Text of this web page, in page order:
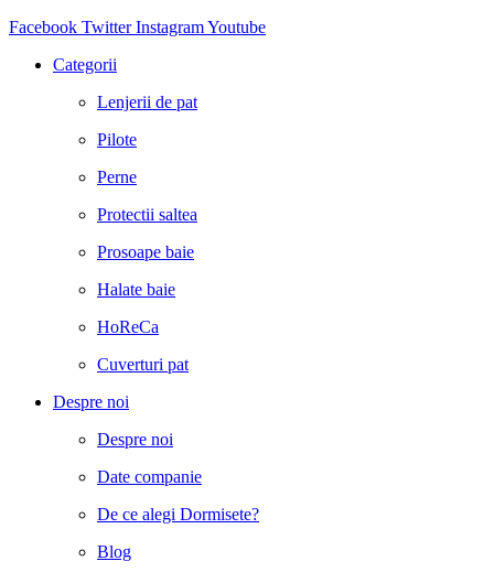
Facebook Twitter InstagramYoutube
Categorii
Lenjerii de pat
Pilote
Perne
Protectii saltea
Prosoape baie
Halate baie
HoReCa
Cuverturi pat
Despre noi
Despre noi
Date companie
De ce alegi Dormisete?
Blog